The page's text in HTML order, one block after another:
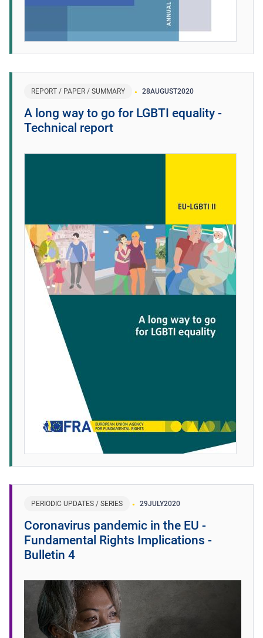
REPORT / PAPER / SUMMARY 28AUGUST2020
A long way to go for LGBTI equality -
Technical report
PERIODIC UPDATES / SERIES 29JULY2020
Coronavirus pandemic in the EU -
Fundamental Rights Implications -
Bulletin 4